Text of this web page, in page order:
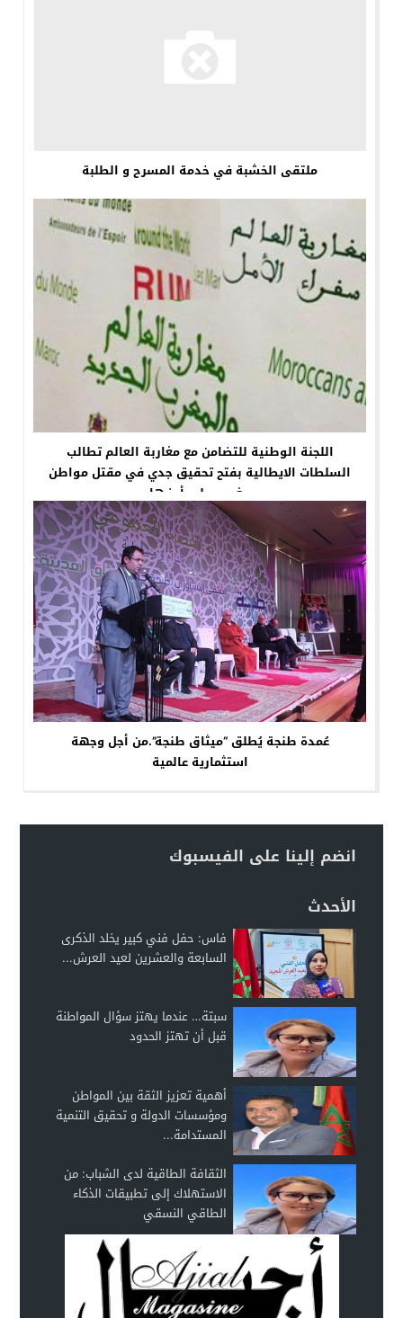
ملتقى الخشبة في خدمة المسرح و الطلبة
اللجنة الوطنية للتضامن مع مغاربة العالم تطالب
السلطات الايطالية بفتح تحقيق جدي في مقتل مواطن
مغربي على أرضها
عُمدة طنجة يُطلق “ميثاق طنجة”.من أجل وجهة
استثمارية عالمية
انضم إلينا على الفيسبوك
الأحدث
فاس: حفل فني كبير يخلد الذكرى
السابعة والعشرين لعيد العرش...
سبتة… عندما يهتز سؤال المواطنة
قبل أن تهتز الحدود
أهمية تعزيز الثقة بين المواطن
ومؤسسات الدولة و تحقيق التنمية
المستدامة...
الثقافة الطاقية لدى الشباب: من
الاستهلاك إلى تطبيقات الذكاء
الطاقي النسقي